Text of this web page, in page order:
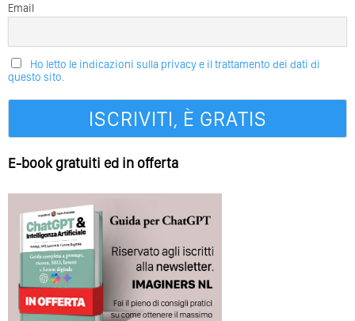
Email
Ho letto le indicazioni sulla privacy e il trattamento dei dati di
questo sito.
E-book gratuiti ed in offerta